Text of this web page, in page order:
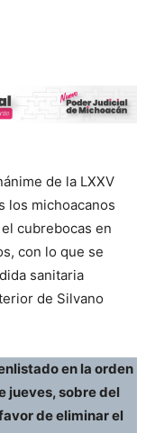
de la LXXV
los michoacanos
cubrebocas en
con lo que se
sanitaria
de Silvano
en la orden
jueves, sobre del
de eliminar el